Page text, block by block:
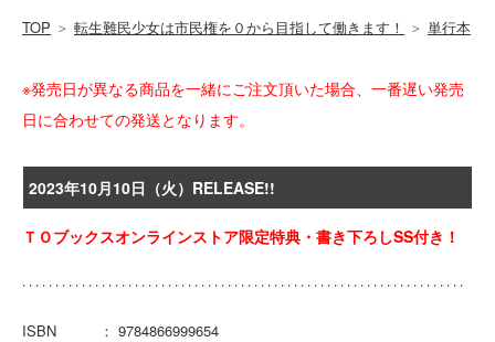
TOP ＞ 転生難民少女は市民権を０から目指して働きます！ ＞ 単行本
※発売日が異なる商品を一緒にご注文頂いた場合、一番遅い発売
日に合わせての発送となります。
2023年10月10日（火）RELEASE!!
ＴＯブックスオンラインストア限定特典・書き下ろしSS付き！
ISBN ： 9784866999654